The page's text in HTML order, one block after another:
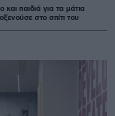
παιδιά για τα μάτια
στο σπίτι του